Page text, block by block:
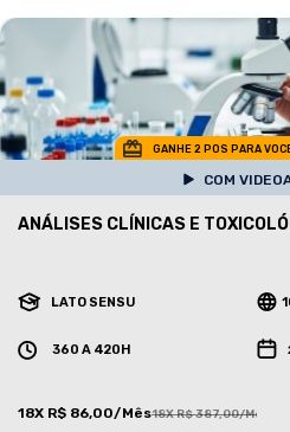
GANHE 2 POS PARA
COM
ANÁLISES CLÍNICAS E
LATO SENSU
360 A 420H
18X R$ 86,00/Mês18X R$ 387,00/Mês